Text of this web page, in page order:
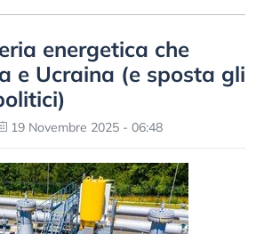
energetica che
e Ucraina (e sposta gli
19 Novembre 2025 - 06:48